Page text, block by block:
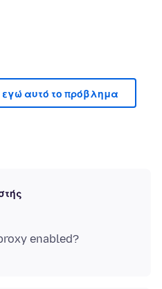
εγώ αυτό το πρόβλημα